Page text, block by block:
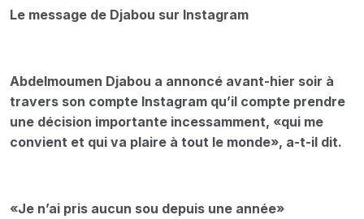
Le message de Djabou sur Instagram
Abdelmoumen Djabou a annoncé avant-hier soir à
travers son compte Instagram qu’il compte prendre
une décision importante incessamment, «qui me
convient et qui va plaire à tout le monde», a-t-il dit.
«Je n’ai pris aucun sou depuis une année»